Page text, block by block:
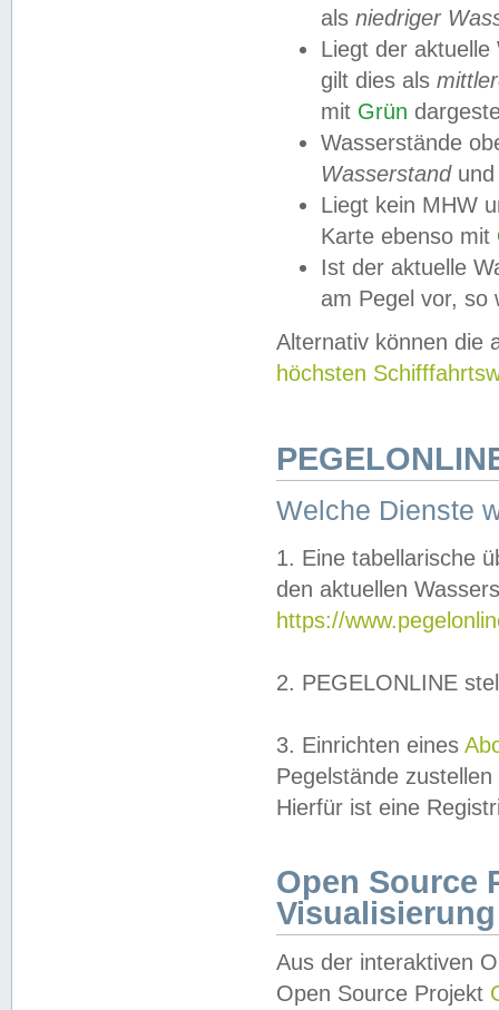
als niedriger
Liegt der
gilt dies als
mit Grün
Wasserstände
Wasserstandund
Liegt kein MHW
Karte ebenso mit
Ist der aktuelle
am Pegel vor,
Alternativ können die
höchsten
Welche Dienste
1. Eine tabellarische
den aktuellen
https://
2. PEGELONLINE
3. Einrichten eines
Pegelstände
Hierfür ist eine
Open Source
Visualisierung
Aus der interaktiven
Open Source Projekt